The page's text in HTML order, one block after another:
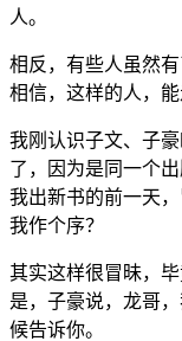
人。
相反，有些人虽然
相信，这样的人，
我刚认识子文、子
了，因为是同一个
我出新书的前一天
我作个序？
其实这样很冒昧，
是，子豪说，龙哥
候告诉你。